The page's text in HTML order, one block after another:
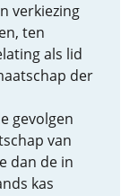
verkiezing
ten
als lid
der
gevolgen
van
dan de in
kas